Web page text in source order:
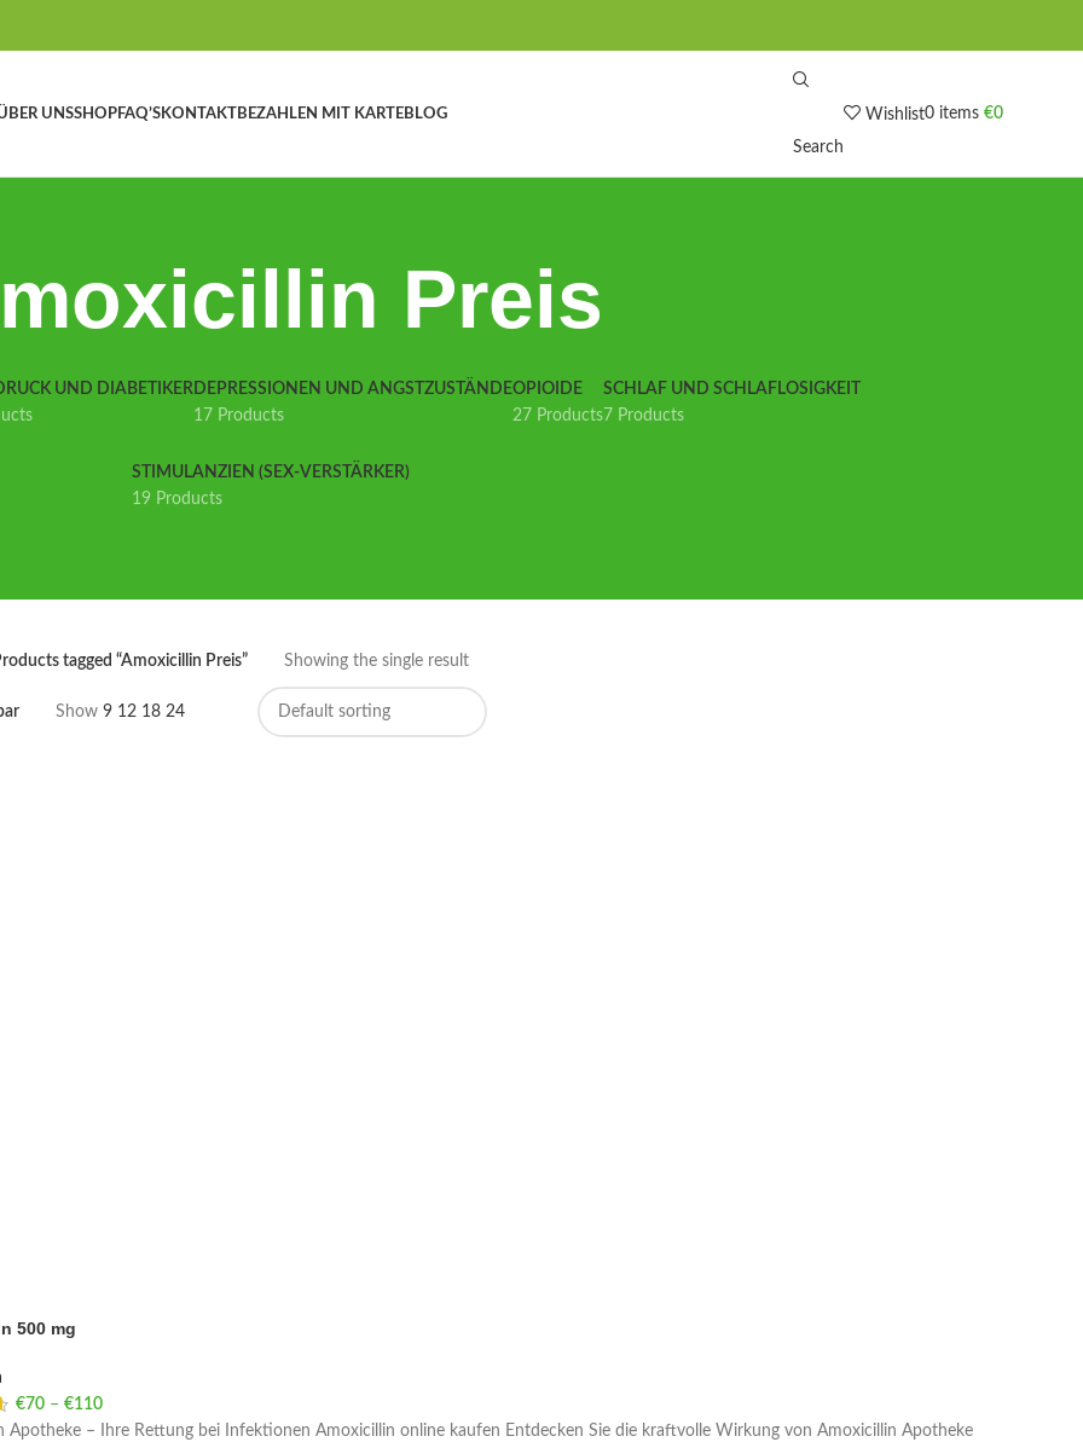
UNSSHOPFAQ’SKONTAKTBEZAHLEN MIT KARTEBLOG
Search
Wishlist0 items €0
Preis
UND DIABETIKER DEPRESSIONEN UND ANGSTZUSTÄNDE
17 Products
OPIOIDE
27 Products
SCHLAF UND SCHLAFLOSIGKEIT
7 Products
STIMULANZIEN (SEX-VERSTÄRKER)
19 Products
tagged “Amoxicillin Preis” Showing the single result
Show 9 12 18 24
500 mg
€70 – €110Price range: €70 through €110
Apotheke – Ihre Rettung bei Infektionen Amoxicillin online kaufen Entdecken Sie die kraftvolle Wirkung von Amoxicillin Apotheke